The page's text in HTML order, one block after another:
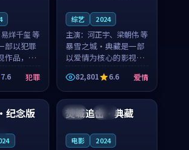
烊千玺 等
部以犯罪
作品，围
与人物成
节奏紧
观看。
7.6 犯罪
综艺 2024
主演： 河正宇、梁朝伟 等
暴雪之城·典藏是一部
以爱情为核心的影视作
品，围绕危机、反转与
人物成长展开，整体节
奏紧凑，值得推荐观
看。
82,801 6.6 爱情
纪念版 中国 独播
焚城追击·典藏
电影 2024